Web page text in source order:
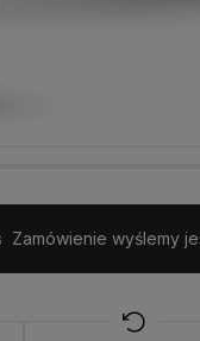
Zamówienie wyślemy